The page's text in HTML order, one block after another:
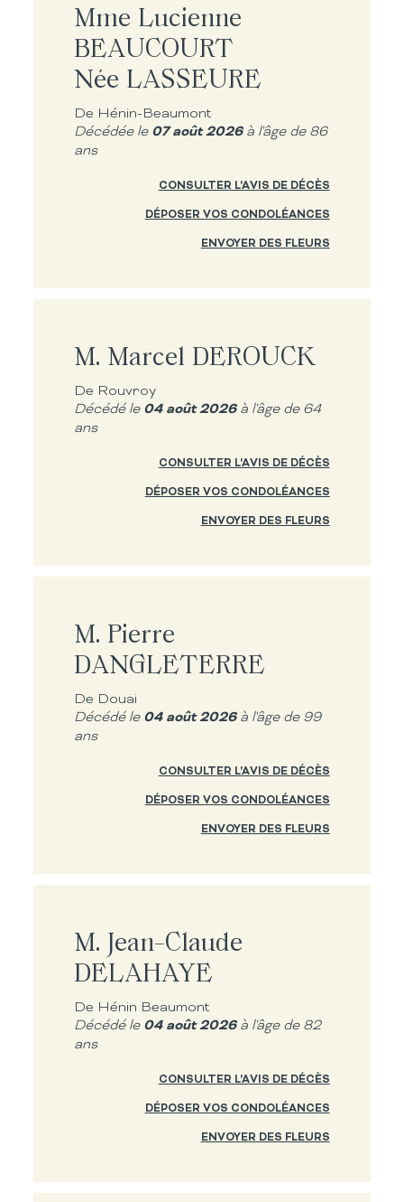
Mme Lucienne
BEAUCOURT
Née LASSEURE
De Hénin-Beaumont
Décédée le 07 août 2026à l'âge de 86
ans
CONSULTER L'AVIS DE DÉCÈS
DÉPOSER VOS CONDOLÉANCES
ENVOYER DES FLEURS
M. Marcel DEROUCK
De Rouvroy
Décédé le 04 août 2026à l'âge de 64
ans
CONSULTER L'AVIS DE DÉCÈS
DÉPOSER VOS CONDOLÉANCES
ENVOYER DES FLEURS
M. Pierre
DANGLETERRE
De Douai
Décédé le 04 août 2026à l'âge de 99
ans
CONSULTER L'AVIS DE DÉCÈS
DÉPOSER VOS CONDOLÉANCES
ENVOYER DES FLEURS
M. Jean-Claude
DELAHAYE
De Hénin Beaumont
Décédé le 04 août 2026à l'âge de 82
ans
CONSULTER L'AVIS DE DÉCÈS
DÉPOSER VOS CONDOLÉANCES
ENVOYER DES FLEURS